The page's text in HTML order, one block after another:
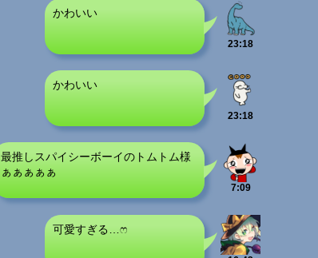
23:18
かわいい
23:18
かわいい
7:09
最推しスパイシーボーイのトムトム様
ぁぁぁぁぁ
可愛すぎる…ෆ‪